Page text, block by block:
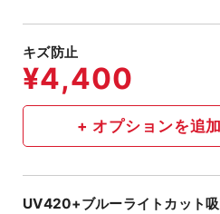
キズ防止
UV420+ブルーライトカット